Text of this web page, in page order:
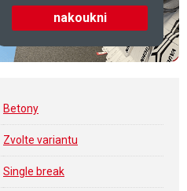
nakoukni
Betony
Zvolte variantu
Single break